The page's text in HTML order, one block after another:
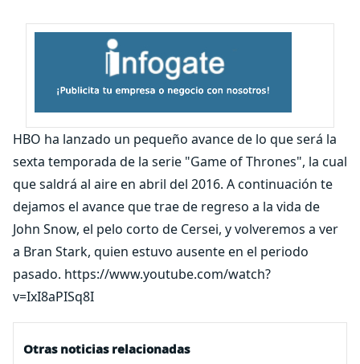
HBO ha lanzado un pequeño avance de lo que será la
sexta temporada de la serie "Game of Thrones", la cual
que saldrá al aire en abril del 2016. A continuación te
dejamos el avance que trae de regreso a la vida de
John Snow, el pelo corto de Cersei, y volveremos a ver
a Bran Stark, quien estuvo ausente en el periodo
pasado. https://www.youtube.com/watch?
v=IxI8aPISq8I
Otras noticias relacionadas